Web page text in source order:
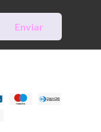
Enviar